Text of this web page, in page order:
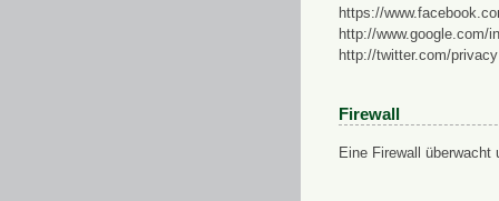
https://
http://www.google.com/
http://twitter.com/privacy
Firewall
Eine Firewall